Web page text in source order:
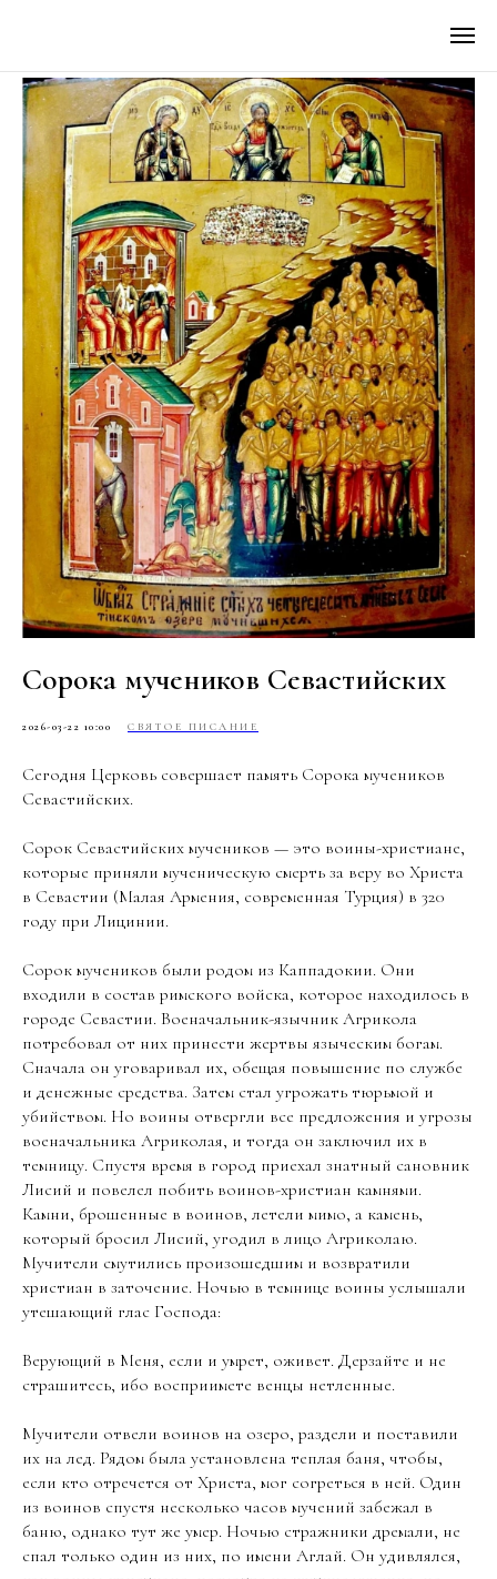
Сорока мучеников Севастийских
2026-03-22 10:00 СВЯТОЕ ПИСАНИЕ
Сегодня Церковь совершает память Сорока мучеников
Севастийских.
Сорок Севастийских мучеников — это воины-христиане,
которые приняли мученическую смерть за веру во Христа
в Севастии (Малая Армения, современная Турция) в 320
году при Лицинии.
Сорок мучеников были родом из Каппадокии. Они
входили в состав римского войска, которое находилось в
городе Севастии. Военачальник-язычник Агрикола
потребовал от них принести жертвы языческим богам.
Сначала он уговаривал их, обещая повышение по службе
и денежные средства. Затем стал угрожать тюрьмой и
убийством. Но воины отвергли все предложения и угрозы
военачальника Агриколая, и тогда он заключил их в
темницу. Спустя время в город приехал знатный сановник
Лисий и повелел побить воинов-христиан камнями.
Камни, брошенные в воинов, летели мимо, а камень,
который бросил Лисий, угодил в лицо Агриколаю.
Мучители смутились произошедшим и возвратили
христиан в заточение. Ночью в темнице воины услышали
утешающий глас Господа:
Верующий в Меня, если и умрет, оживет. Дерзайте и не
страшитесь, ибо восприимете венцы нетленные.
Мучители отвели воинов на озеро, раздели и поставили
их на лед. Рядом была установлена теплая баня, чтобы,
если кто отречется от Христа, мог согреться в ней. Один
из воинов спустя несколько часов мучений забежал в
баню, однако тут же умер. Ночью стражники дремали, не
спал только один из них, по имени Аглай. Он удивлялся,